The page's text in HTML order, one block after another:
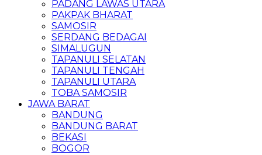
PADANG LAWAS UTARA
PAKPAK BHARAT
SAMOSIR
SERDANG BEDAGAI
SIMALUGUN
TAPANULI SELATAN
TAPANULI TENGAH
TAPANULI UTARA
TOBA SAMOSIR
JAWA BARAT
BANDUNG
BANDUNG BARAT
BEKASI
BOGOR